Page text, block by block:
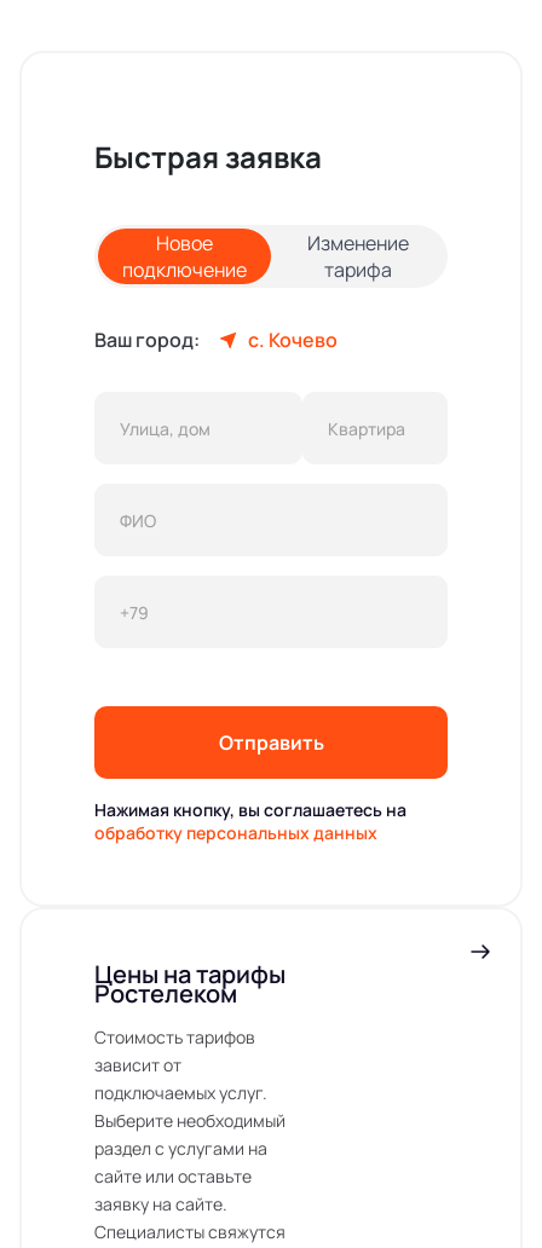
Быстрая заявка
Новое
подключение
Изменение
тарифа
Ваш город: с. Кочево
Отправить
Нажимая кнопку, вы соглашаетесь на
обработку персональных данных
Цены на тарифы
Ростелеком
Стоимость тарифов
зависит от
подключаемых услуг.
Выберите необходимый
раздел с услугами на
сайте или оставьте
заявку на сайте.
Специалисты свяжутся